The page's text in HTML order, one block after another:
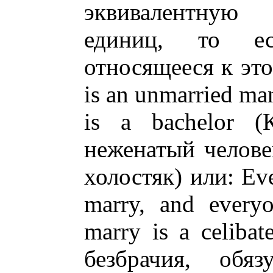
единиц, то
относящееся к
is an unmarried
is a bachelor
неженатый
холостяк) или:
marry, and
marry is a
безбрачия,